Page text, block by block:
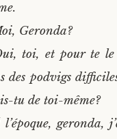
Geronda?
toi, et pour te le
des podvigs
tu de toi-même?
geronda,